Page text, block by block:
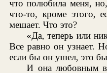
что полюбила меня,
что-то, кроме этого,
мешает. Что это?
«Да, теперь или
Все равно он узнает.
если бы он ушел, это
И она любовным